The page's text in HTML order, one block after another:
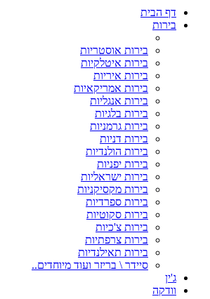
דף הבית
בירות
בירות אוסטריות
בירות איטלקיות
בירות איריות
בירות אמריקאיות
בירות אנגליות
בירות בלגיות
בירות גרמניות
בירות דניות
בירות הולנדיות
בירות יפניות
בירות ישראליות
בירות מקסיקניות
בירות ספרדיות
בירות סקוטיות
בירות צ'כיות
בירות צרפתיות
בירות תאילנדיות
סיידר \ בריזר ועוד מיוחדים..
ג'ין
וודקה